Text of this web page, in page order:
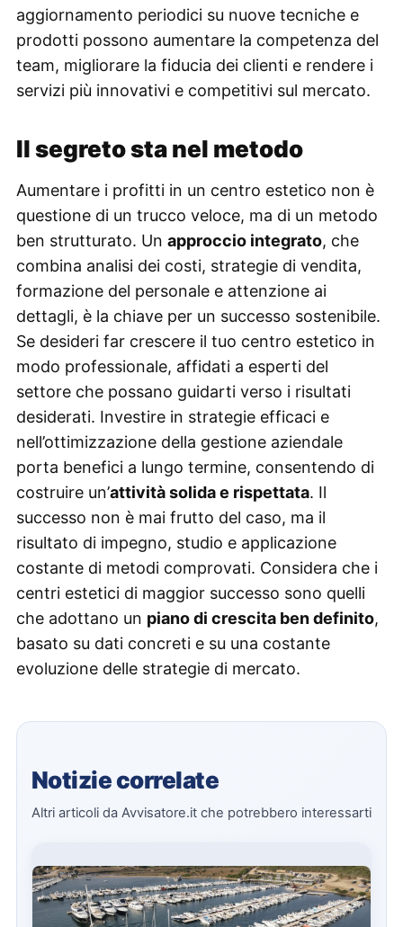
aggiornamento periodici su nuove tecniche e
prodotti possono aumentare la competenza del
team, migliorare la fiducia dei clienti e rendere i
servizi più innovativi e competitivi sul mercato.
Il segreto sta nel metodo
Aumentare i profitti in un centro estetico non è
questione di un trucco veloce, ma di un metodo
ben strutturato. Un approccio integrato, che
combina analisi dei costi, strategie di vendita,
formazione del personale e attenzione ai
dettagli, è la chiave per un successo sostenibile.
Se desideri far crescere il tuo centro estetico in
modo professionale, affidati a esperti del
settore che possano guidarti verso i risultati
desiderati. Investire in strategie efficaci e
nell’ottimizzazione della gestione aziendale
porta benefici a lungo termine, consentendo di
costruire un’attività solida e rispettata. Il
successo non è mai frutto del caso, ma il
risultato di impegno, studio e applicazione
costante di metodi comprovati. Considera che i
centri estetici di maggior successo sono quelli
che adottano un piano di crescita ben definito,
basato su dati concreti e su una costante
evoluzione delle strategie di mercato.
Notizie correlate
Altri articoli da Avvisatore.it che potrebbero interessarti